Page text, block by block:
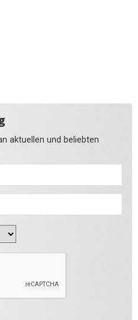
aktuellen und beliebten